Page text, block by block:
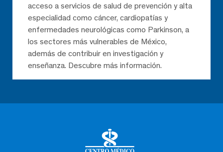
acceso a servicios de salud de prevención y alta
especialidad como cáncer, cardiopatías y
enfermedades neurológicas como Parkinson, a
los sectores más vulnerables de México,
además de contribuir en investigación y
enseñanza. Descubre más información.